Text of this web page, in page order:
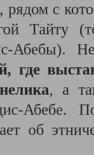
, рядом с
Тайту
Абебы).
где
, а
Абебе.
об